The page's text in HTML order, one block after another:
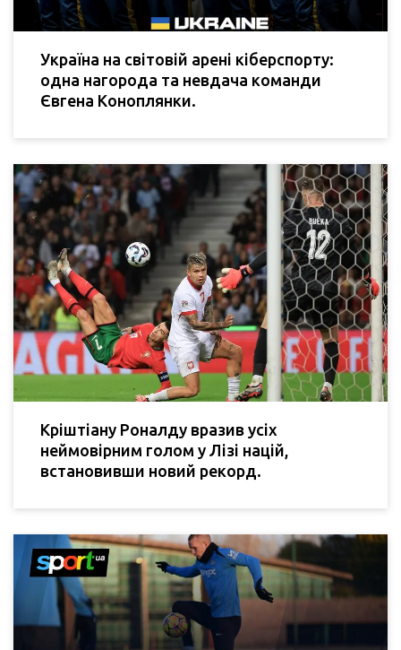
Україна на світовій арені кіберспорту:
одна нагорода та невдача команди
Євгена Коноплянки.
Кріштіану Роналду вразив усіх
неймовірним голом у Лізі націй,
встановивши новий рекорд.